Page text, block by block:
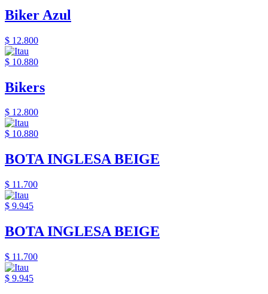
Biker Azul
$ 12.800
$ 10.880
Bikers
$ 12.800
$ 10.880
BOTA INGLESA BEIGE
$ 11.700
$ 9.945
BOTA INGLESA BEIGE
$ 11.700
$ 9.945